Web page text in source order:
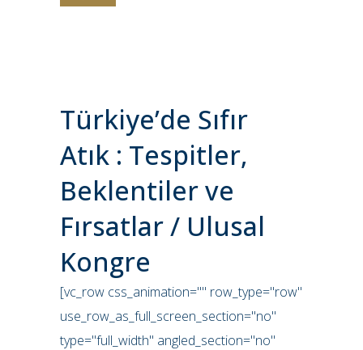
Türkiye’de Sıfır
Atık : Tespitler,
Beklentiler ve
Fırsatlar / Ulusal
Kongre
[vc_row css_animation="" row_type="row"
use_row_as_full_screen_section="no"
type="full_width" angled_section="no"